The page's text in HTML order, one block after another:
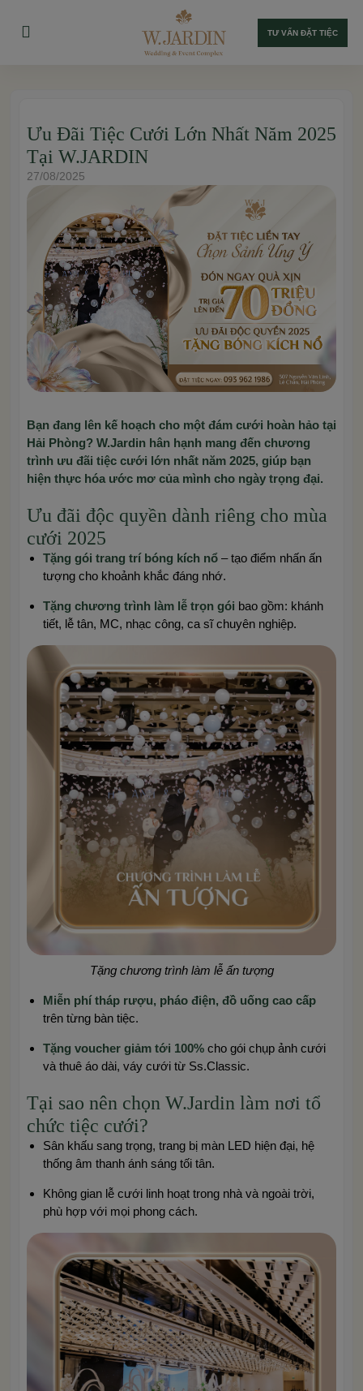
TƯ VẤN ĐẶT TIỆC
Ưu Đãi Tiệc Cưới Lớn Nhất Năm 2025
Tại W.JARDIN
27/08/2025
Bạn đang lên kế hoạch cho một đám cưới hoàn hảo tại
Hải Phòng? W.Jardin hân hạnh mang đến chương
trình ưu đãi tiệc cưới lớn nhất năm 2025, giúp bạn
hiện thực hóa ước mơ của mình cho ngày trọng đại.
Ưu đãi độc quyền dành riêng cho mùa
cưới 2025
Tặng gói trang trí bóng kích nổ – tạo điểm nhấn ấn
tượng cho khoảnh khắc đáng nhớ.
Tặng chương trình làm lễ trọn gói bao gồm: khánh
tiết, lễ tân, MC, nhạc công, ca sĩ chuyên nghiệp.
Tặng chương trình làm lễ ấn tượng
Miễn phí tháp rượu, pháo điện, đồ uống cao cấp
trên từng bàn tiệc.
Tặng voucher giảm tới 100% cho gói chụp ảnh cưới
và thuê áo dài, váy cưới từ Ss.Classic.
Tại sao nên chọn W.Jardin làm nơi tổ
chức tiệc cưới?
Sân khấu sang trọng, trang bị màn LED hiện đại, hệ
thống âm thanh ánh sáng tối tân.
Không gian lễ cưới linh hoạt trong nhà và ngoài trời,
phù hợp với mọi phong cách.